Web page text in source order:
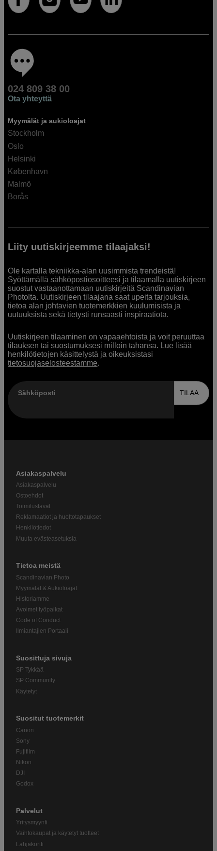
024 809 38 00
Ota yhteyttä
Myymälät ja aukioloajat
Stockholm
Oslo
Helsinki
København
Malmö
Borås
Liity uutiskirjeemme tilaajaksi!
Ole kartalla tekniikka-alan uusimmista trendeistä!
Syöttämällä sähköpostiosoitteesi ja tilaamalla uutiskirjeen
suostut vastaanottamaan uutiskirjeitä Scandinavian
Photolta. Uutiskirjeen tilaajana saat upeita tarjouksia,
tietoa alan johtavien tuotemerkkien kuulumisista ja
uutuuksista sekä tietysti runsaasti inspiraatiota.
Uutiskirjeen tilaaminen on vapaaehtoista ja voit peruuttaa
tilauksen tai suostumuksesi milloin tahansa. Lue lisää
henkilötietojen käsittelystä ja oikeuksistasi
tietosuojaselosteestamme.
Sähköposti TILAA
Asiakaspalvelu
Asiakaspalvelu
Ostoehdot
Toimitustavat
Reklamaatiot ja huoltotapaukset
Henkilötiedot
Muuta evästeasetuksia
Tietoa meistä
Scandinavian Photo
Myymälät & Aukioloajat
Historiamme
Avoimet työpaikat
Code of Conduct
Ilmiantajien Portaali
Suosittuja sivuja
SP Tykkää
SP Community
Käytetyt
Suositut tuotemerkit
Canon
Sony
Fujifilm
Nikon
DJI
Godox
Palvelut
Yritysmyynti
Vaihtokaupat ja käytetyt tuotteet
Lahjakortti